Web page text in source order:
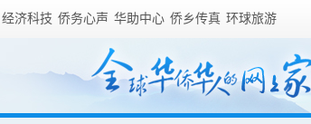
经济科技 侨务心声 华助中心 侨乡传真 环球旅游